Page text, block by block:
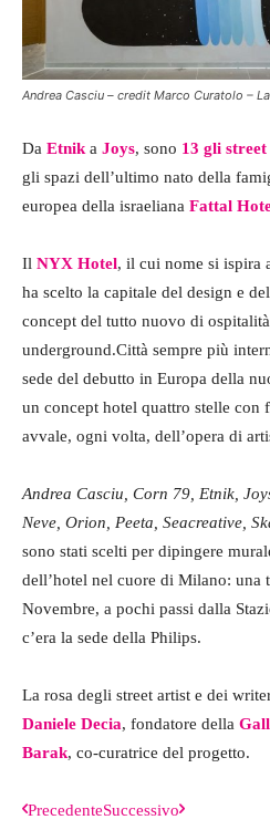
Andrea Casciu – credit Marco Curatolo –
Da Etnik a Joys, sono 13 gli
gli spazi dell’ultimo nato della
europea della israeliana Fattal
Il NYX Hotel, il cui nome si ispira
ha scelto la capitale del design e
concept del tutto nuovo di
underground.Città sempre più
sede del debutto in Europa della
un concept hotel quattro stelle con
avvale, ogni volta, dell’opera di
Andrea Casciu, Corn 79, Etnik,
Neve, Orion, Peeta, Seacreative,
sono stati scelti per dipingere
dell’hotel nel cuore di Milano:
Novembre, a pochi passi dalla
c’era la sede della Philips.
La rosa degli street artist e dei
Daniele Decia, fondatore della
Barak, co-curatrice del progetto.
PrecedenteSuccessivo